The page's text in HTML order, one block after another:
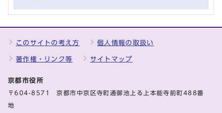
このサイトの考え方 個人情報の取扱い
著作権・リンク等 サイトマップ
京都市役所
〒604-8571 京都市中京区寺町通御池上る上本能寺前町488番
地